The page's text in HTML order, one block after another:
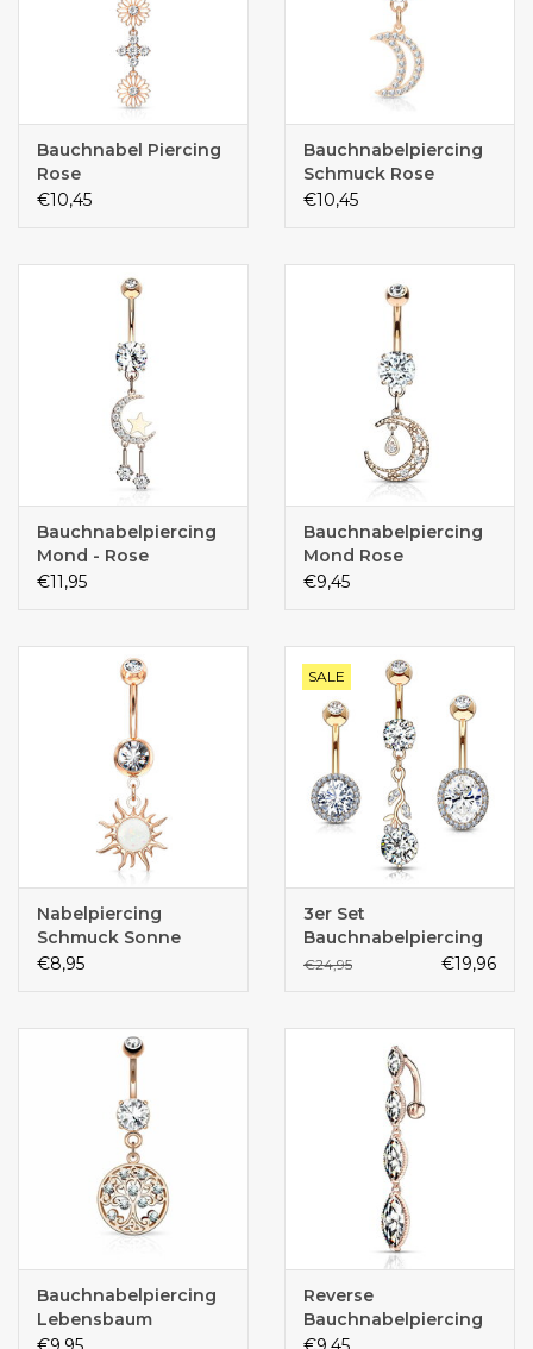
Bauchnabel Piercing
Rose
€10,45
Bauchnabelpiercing
Schmuck Rose
€10,45
Bauchnabelpiercing
Mond - Rose
€11,95
Bauchnabelpiercing
Mond Rose
€9,45
Nabelpiercing
Schmuck Sonne
€8,95
SALE
3er Set
Bauchnabelpiercing
Rose
€24,95 €19,96
Bauchnabelpiercing
Lebensbaum
Reverse
Bauchnabelpiercing